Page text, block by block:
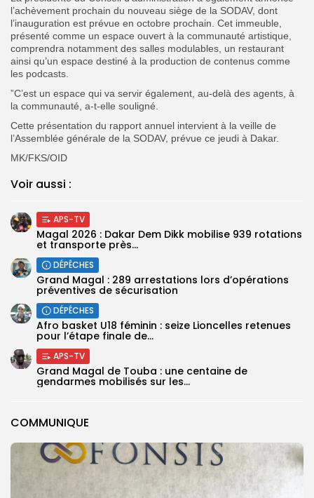
COMMUNIQUE
l’achèvement prochain du nouveau siège de la SODAV, dont
l’inauguration est prévue en octobre prochain. Cet immeuble,
présenté comme un espace ouvert à la communauté artistique,
comprendra notamment des salles modulables, un restaurant
ainsi qu’un espace destiné à la production de contenus comme
les podcasts.
‎”C’est un espace qui va servir également, au-delà des agents, à
la communauté, a-t-elle souligné.
‎Cette présentation du rapport annuel intervient à la veille de
l’Assemblée générale de la SODAV, prévue ce jeudi à Dakar.
MK/FKS/OID
Voir aussi :
APS-TV
Magal 2026 : Dakar Dem Dikk mobilise 939 rotations
et transporte près...
DÉPÊCHES
Grand Magal : 289 arrestations lors d’opérations
préventives de sécurisation
DÉPÊCHES
‎Afro basket U18 féminin : seize Lioncelles retenues
pour l’étape finale de...
APS-TV
Grand Magal de Touba : une centaine de
gendarmes mobilisés sur les...